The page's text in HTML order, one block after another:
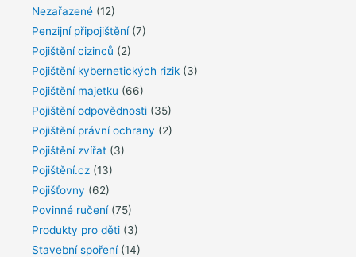
Nezařazené (12)
Penzijní připojištění(7)
Pojištění cizinců (2)
Pojištění kybernetických rizik (3)
Pojištění majetku (66)
Pojištění odpovědnosti (35)
Pojištění právní ochrany (2)
Pojištění zvířat (3)
Pojištění.cz (13)
Pojišťovny (62)
Povinné ručení(75)
Produkty pro děti (3)
Stavební spoření(14)